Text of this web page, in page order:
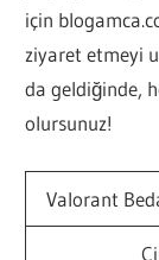
için
ziyaret etmeyi
da geldiğinde,
olursunuz!
Valorant